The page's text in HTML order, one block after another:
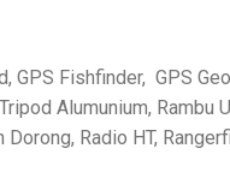
GPS Fishfinder, GPS
Alumunium, Rambu
Radio HT,